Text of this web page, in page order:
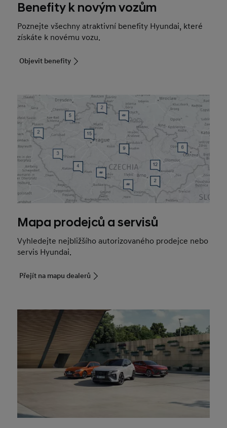
Benefity k novým vozům
Poznejte všechny atraktivní benefity Hyundai, které
získáte k novému vozu.
Objevit benefity
Mapa prodejců a servisů
Vyhledejte nejbližšího autorizovaného prodejce nebo
servis Hyundai.
Přejít na mapu dealerů